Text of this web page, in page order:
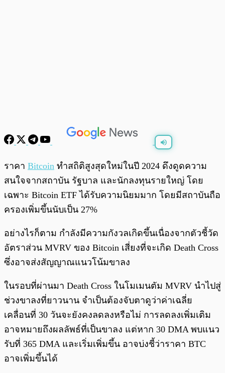
ราคา Bitcoin ทำสถิติสูงสุดใหม่ในปี 2024 ดึงดูดความ
สนใจจากสถาบัน รัฐบาล และนักลงทุนรายใหญ่ โดย
เฉพาะ Bitcoin ETF ได้รับความนิยมมาก โดยมีสถาบันถือ
ครองเพิ่มขึ้นนับเป็น 27%
อย่างไรก็ตาม กำลังมีความกังวลเกิดขึ้นเนื่องจากตัวชี้วัด
อัตราส่วน MVRV ของ Bitcoin เสี่ยงที่จะเกิด Death Cross
ซึ่งอาจส่งสัญญาณแนวโน้มขาลง
ในรอบที่ผ่านมา Death Cross ในโมเมนตัม MVRV นำไปสู่
ช่วงขาลงที่ยาวนาน จำเป็นต้องจับตาดูว่าค่าเฉลี่ย
เคลื่อนที่ 30 วันจะยังคงลดลงหรือไม่ การลดลงเพิ่มเติม
อาจหมายถึงผลลัพธ์ที่เป็นขาลง แต่หาก 30 DMA พบแนว
รับที่ 365 DMA และเริ่มเพิ่มขึ้น อาจบ่งชี้ว่าราคา BTC
อาจเพิ่มขึ้นได้